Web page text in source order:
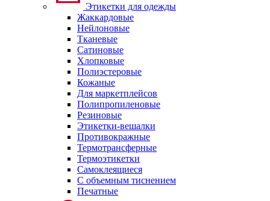
Этикетки для одежды
Жаккардовые
Нейлоновые
Тканевые
Сатиновые
Хлопковые
Полиэстеровые
Кожаные
Для маркетплейсов
Полипропиленовые
Резиновые
Этикетки-вешалки
Противокражные
Термотрансферные
Термоэтикетки
Самоклеящиеся
С объемным тиснением
Печатные